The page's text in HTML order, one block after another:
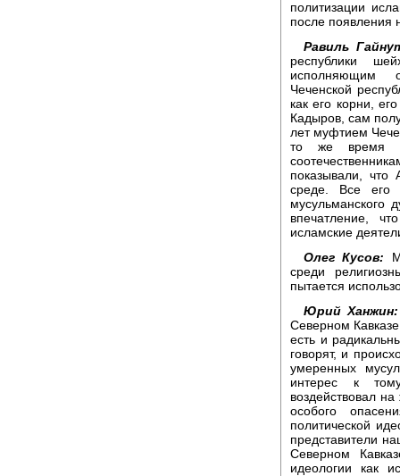
политизации
после появления
Равиль
республики
исполняющим
Чеченской
как его корни,
Кадыров, сам
лет муфтием
то же время
показывали, что
среде. Все его
мусульманского
впечатление,
исламские
Олег Кусов:
среди
пытается
Юрий Ханжин:
Северном
есть и
говорят, и
умеренных
интерес к
воздействовал
особого
политической
представители
Северном
идеологии как